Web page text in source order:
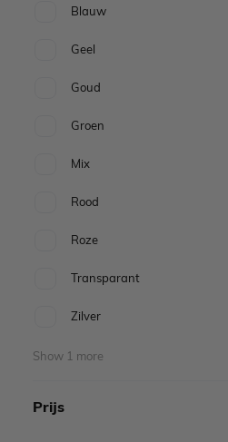
Blauw
Geel
Goud
Groen
Mix
Rood
Roze
Transparant
Zilver
Show 1 more
Prijs